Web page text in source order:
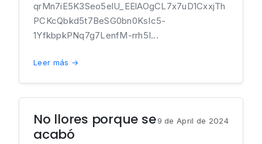
qrMn7iE5K3Seo5elU_EElAOgCL7x7uD1CxxjTh
PCKcQbkd5t7BeSG0bn0KsIc5-
1YfkbpkPNq7g7LenfM-rrh5I...
Leer más →
No llores porque se
acabó
9 de April de 2024